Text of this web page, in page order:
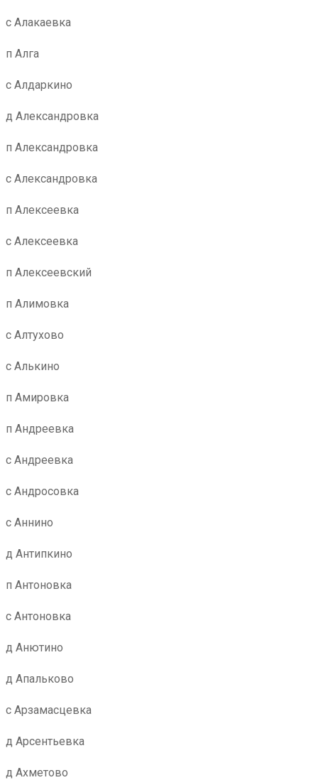
с Алакаевка
п Алга
с Алдаркино
д Александровка
п Александровка
с Александровка
п Алексеевка
с Алексеевка
п Алексеевский
п Алимовка
с Алтухово
с Алькино
п Амировка
п Андреевка
с Андреевка
с Андросовка
с Аннино
д Антипкино
п Антоновка
с Антоновка
д Анютино
д Апальково
с Арзамасцевка
д Арсентьевка
д Ахметово